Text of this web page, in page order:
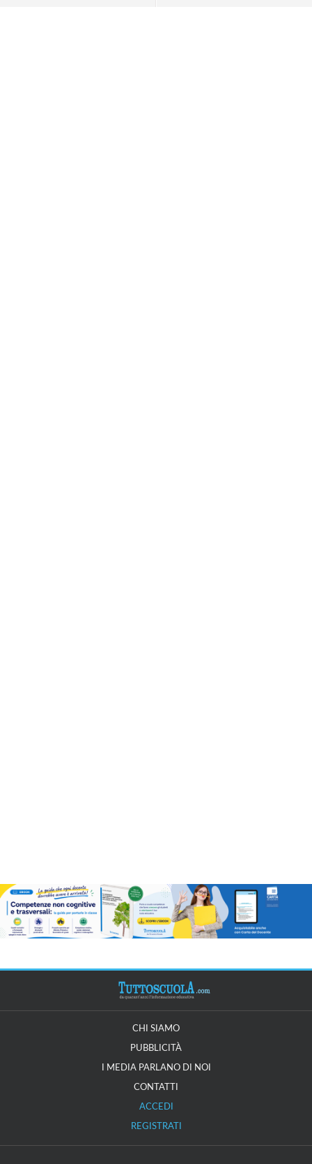
CHI SIAMO
PUBBLICITÀ
I MEDIA PARLANO DI NOI
CONTATTI
ACCEDI
REGISTRATI